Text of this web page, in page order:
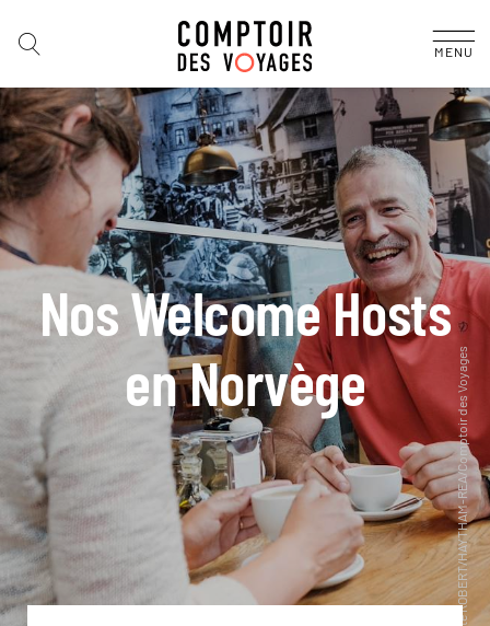
MENU
Nos Welcome Hosts
en Norvège